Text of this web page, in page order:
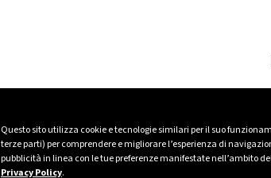
Questo sito utilizza cookie e tecnologie similari per il suo
terze parti) per comprendere e migliorare l’esperienza di
pubblicità in linea con le tue preferenze manifestate nell’ambito
Privacy Policy.